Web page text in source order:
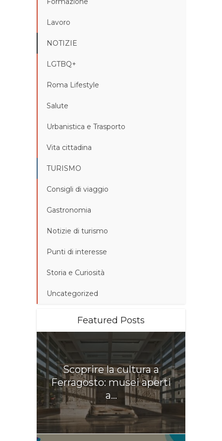
Lavoro
NOTIZIE
LGTBQ+
Roma Lifestyle
Salute
Urbanistica e Trasporto
Vita cittadina
TURISMO
Consigli di viaggio
Gastronomia
Notizie di turismo
Punti di interesse
Storia e Curiosità
Uncategorized
Featured Posts
Scoprire la cultura a
Ferragosto: musei aperti
a...